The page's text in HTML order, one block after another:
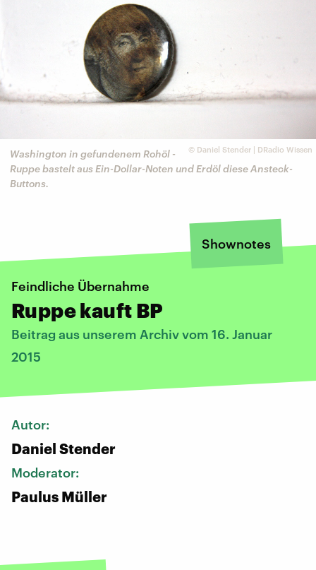
© Daniel Stender | DRadio Wissen
Washington in gefundenem Rohöl -
Ruppe bastelt aus Ein-Dollar-Noten und Erdöl diese Ansteck-
Buttons.
Shownotes
Feindliche Übernahme
Ruppe kauft BP
Beitrag aus unserem Archiv vom 16. Januar
2015
Autor:
Daniel Stender
Moderator:
Paulus Müller